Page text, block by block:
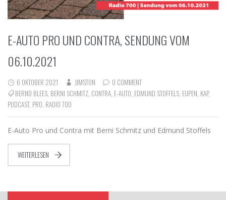
E-AUTO PRO UND CONTRA, SENDUNG VOM
06.10.2021
6 OKTOBER 2021 JIMSTON
0 COMMENT
BERND BLEES, BERNI SCHMITZ, CONTRA, E-AUTO, EDMUND STOFFELS, EUPEN, KAP,
PODCAST, PRO, RADIO 700
E-Auto Pro und Contra mit Berni Schmitz und Edmund Stoffels
WEITERLESEN